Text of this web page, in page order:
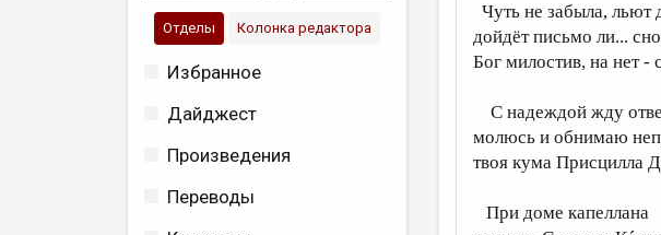
Отделы Колонка редактора
Избранное
Дайджест
Произведения
Переводы
Чуть не забыла, льют
дойдёт письмо ли...
Бог милостив, на нет -
С надеждой жду
молюсь и обнимаю
твоя кума Присцилла
При доме капеллана